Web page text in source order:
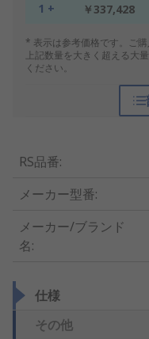
1 + ￥337,428
* 表示は参考価格です。ご
上記数量を大きく超える大
ください。
RS品番:
メーカー型番:
メーカー/ブランド
名:
仕様
その他